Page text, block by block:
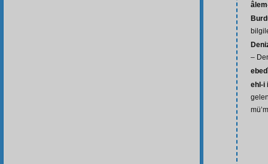
–
ehl-i